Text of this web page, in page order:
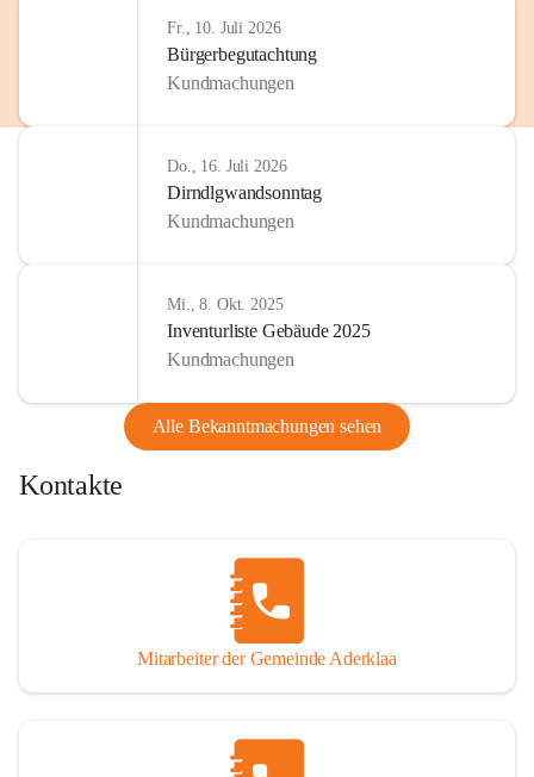
Fr., 10. Juli 2026
Bürgerbegutachtung
Kundmachungen
Do., 16. Juli 2026
Dirndlgwandsonntag
Kundmachungen
Mi., 8. Okt. 2025
Inventurliste Gebäude 2025
Kundmachungen
Alle Bekanntmachungen sehen
Kontakte
Mitarbeiter der Gemeinde Aderklaa